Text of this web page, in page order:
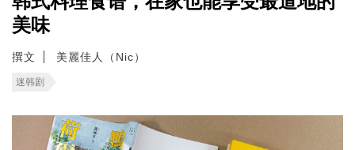
美味
撰文 美麗佳人（Nic）
迷韩剧